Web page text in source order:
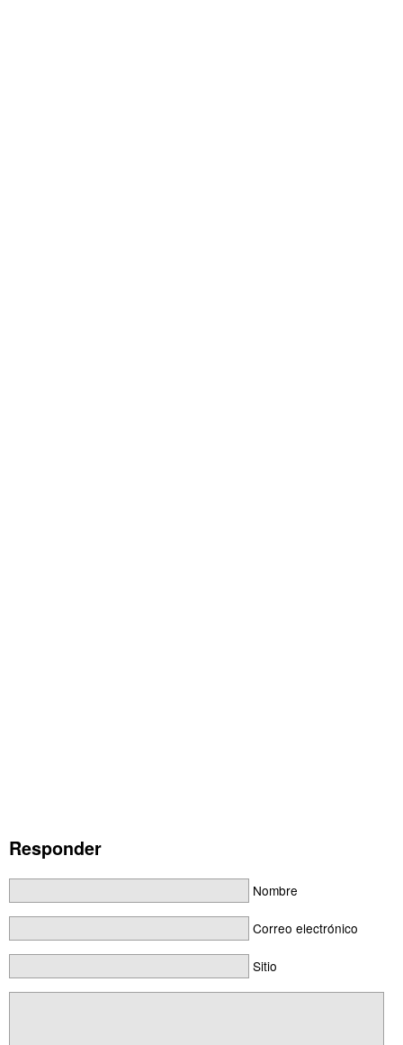
Responder
Nombre
Correo electrónico
Sitio